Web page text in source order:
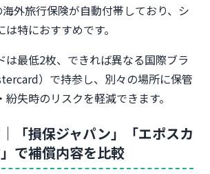
外旅行保険が自動付帯しており、シ
特におすすめです。
は最低2枚、できれば異なる国際ブラ
）で持参し、別々の場所に保管
失時のリスクを軽減できます。
「損保ジャパン」「エポスカ
で補償内容を比較